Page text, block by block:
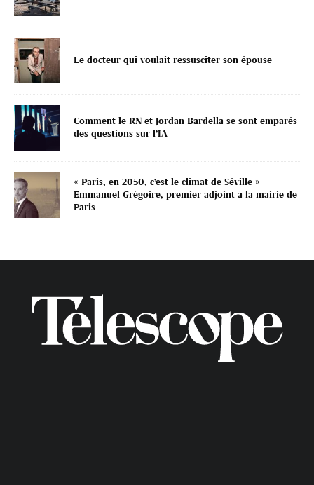
Le docteur qui voulait ressusciter son épouse
Comment le RN et Jordan Bardella se sont emparés
des questions sur l’IA
« Paris, en 2050, c’est le climat de Séville »
Emmanuel Grégoire, premier adjoint à la mairie de
Paris